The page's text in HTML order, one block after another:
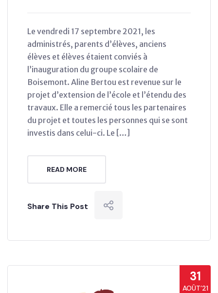
Le vendredi 17 septembre 2021, les
administrés, parents d’élèves, anciens
élèves et élèves étaient conviés à
l’inauguration du groupe scolaire de
Boisemont. Aline Bertou est revenue sur le
projet d’extension de l’école et l’étendu des
travaux. Elle a remercié tous les partenaires
du projet et toutes les personnes qui se sont
investis dans celui-ci. Le […]
READ MORE
Share This Post
31
AOÛT’21